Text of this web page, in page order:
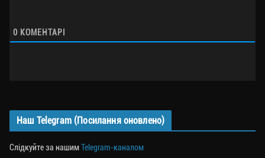
0 КОМЕНТАРІ
Наш Telegram (Посилання оновлено)
Слідкуйте за нашимTelegram-каналом